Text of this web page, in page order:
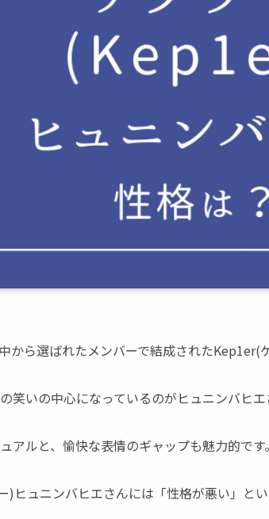
から選ばれたメンバーで結成されたKep1er(
笑いの中心になっているのがヒュニンバヒエ
アルと、愉快な表情のギャップも魅力的です。
)ヒュニンバヒエさんには「性格が悪い」と